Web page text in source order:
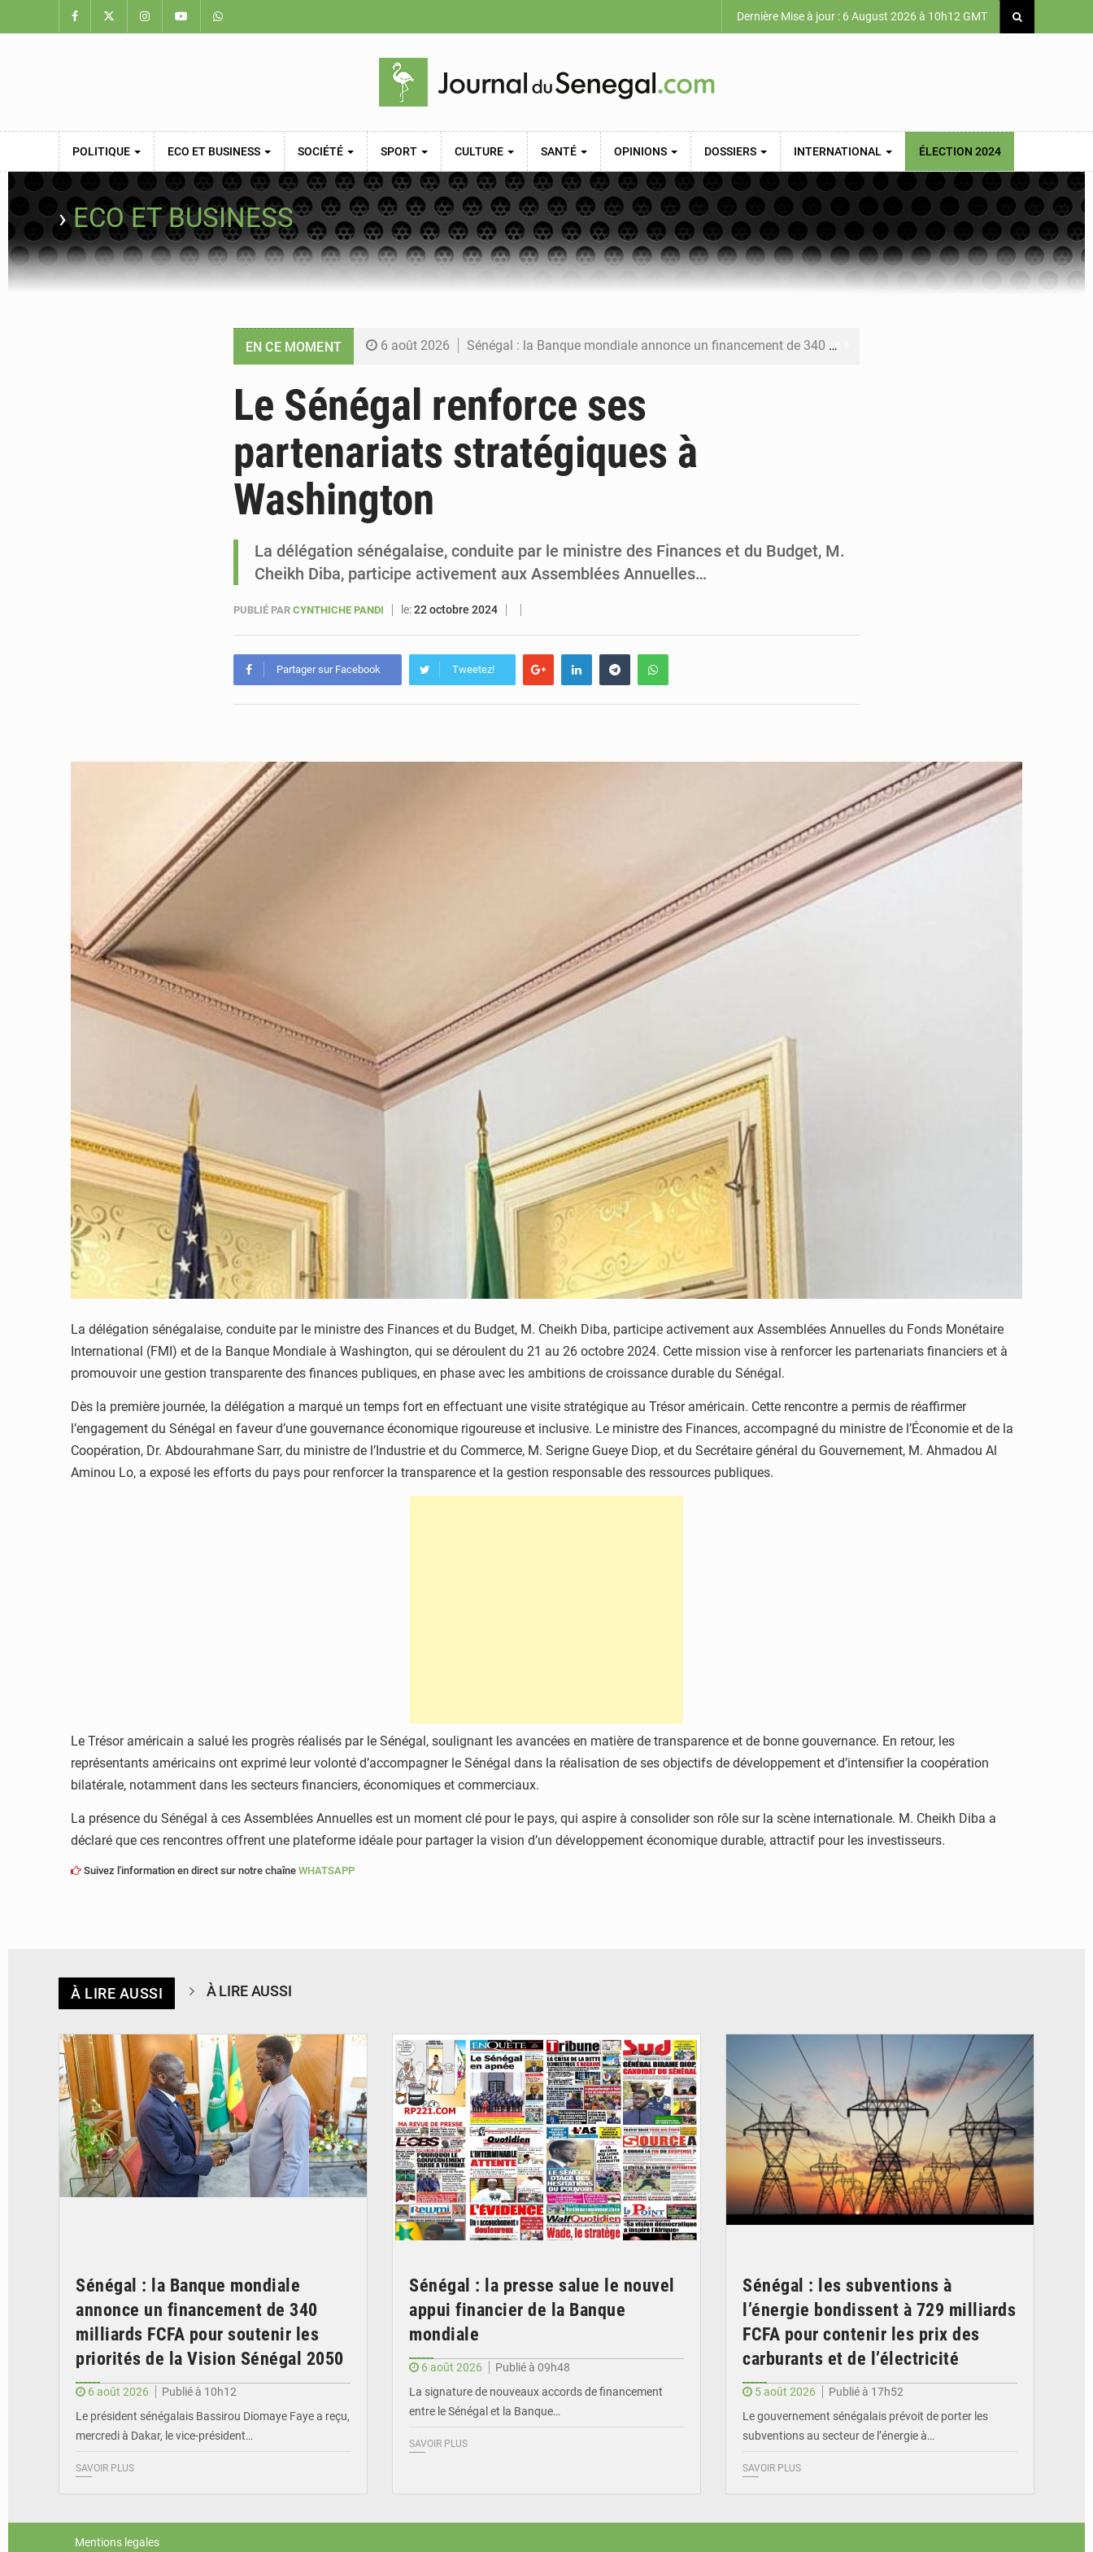
Dernière Mise à jour : 6 August 2026 à 10h12 GMT
POLITIQUE ECO ET BUSINESS SOCIÉTÉ SPORT CULTURE SANTÉ OPINIONS DOSSIERS INTERNATIONAL ÉLECTION 2024
›ECO ET BUSINESS
EN CE MOMENT 6 août 2026 Sénégal : la Banque mondiale annonce un financement de 340 milliards FCFA pour soutenir les priorités de la Vision Sénégal 2050
5 août 2026 Sénégal : les subventions à l’énergie bondissent à 729 milliards FCFA pour contenir les prix des carburants et de l’électricité
5 août 2026 Sénégal : le niveau du fleuve Sénégal poursuit sa montée à Podor, les autorités appellent à la vigilance
5 août 2026
Le Sénégal renforce ses
partenariats stratégiques à
Washington
La délégation sénégalaise, conduite par le ministre des Finances et du Budget, M.
Cheikh Diba, participe activement aux Assemblées Annuelles…
PUBLIÉ PAR CYNTHICHE PANDI le:22 octobre 2024
Partager sur Facebook Tweetez!
La délégation sénégalaise, conduite par le ministre des Finances et du Budget, M. Cheikh Diba, participe activement aux Assemblées Annuelles du Fonds Monétaire
International (FMI) et de la Banque Mondiale à Washington, qui se déroulent du 21 au 26 octobre 2024. Cette mission vise à renforcer les partenariats financiers et à
promouvoir une gestion transparente des finances publiques, en phase avec les ambitions de croissance durable du Sénégal.
Dès la première journée, la délégation a marqué un temps fort en effectuant une visite stratégique au Trésor américain. Cette rencontre a permis de réaffirmer
l’engagement du Sénégal en faveur d’une gouvernance économique rigoureuse et inclusive. Le ministre des Finances, accompagné du ministre de l’Économie et de la
Coopération, Dr. Abdourahmane Sarr, du ministre de l’Industrie et du Commerce, M. Serigne Gueye Diop, et du Secrétaire général du Gouvernement, M. Ahmadou Al
Aminou Lo, a exposé les efforts du pays pour renforcer la transparence et la gestion responsable des ressources publiques.
Le Trésor américain a salué les progrès réalisés par le Sénégal, soulignant les avancées en matière de transparence et de bonne gouvernance. En retour, les
représentants américains ont exprimé leur volonté d’accompagner le Sénégal dans la réalisation de ses objectifs de développement et d’intensifier la coopération
bilatérale, notamment dans les secteurs financiers, économiques et commerciaux.
La présence du Sénégal à ces Assemblées Annuelles est un moment clé pour le pays, qui aspire à consolider son rôle sur la scène internationale. M. Cheikh Diba a
déclaré que ces rencontres offrent une plateforme idéale pour partager la vision d’un développement économique durable, attractif pour les investisseurs.
Suivez l'information en direct sur notre chaîne WHATSAPP
À LIRE AUSSI À LIRE AUSSI
Sénégal : la Banque mondiale
annonce un financement de 340
milliards FCFA pour soutenir les
priorités de la Vision Sénégal 2050
6 août 2026
Publié à 10h12
Le président sénégalais Bassirou Diomaye Faye a reçu,
mercredi à Dakar, le vice-président…
SAVOIR PLUS
Sénégal : la presse salue le nouvel
appui financier de la Banque
mondiale
6 août 2026
Publié à 09h48
La signature de nouveaux accords de financement
entre le Sénégal et la Banque…
SAVOIR PLUS
Sénégal : les subventions à
l’énergie bondissent à 729 milliards
FCFA pour contenir les prix des
carburants et de l’électricité
5 août 2026
Publié à 17h52
Le gouvernement sénégalais prévoit de porter les
subventions au secteur de l’énergie à…
SAVOIR PLUS
Mentions legales